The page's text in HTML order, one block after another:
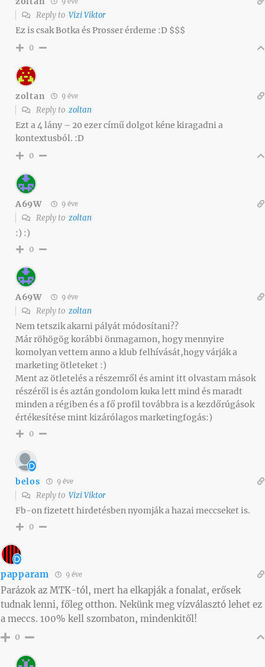
Reply to Vizi Viktor
Ez is csak Botka és Prosser érdeme :D $$$
0
zoltan 9 éve
Reply to zoltan
Ezt a 4 lány – 20 ezer című dolgot kéne kiragadni a
kontextusból. :D
0
A69W 9 éve
Reply to zoltan
:) :)
0
A69W 9 éve
Reply to zoltan
Nem tetszik akarni pályát módosítani??
Már röhögög korábbi önmagamon, hogy mennyire
komolyan vettem anno a klub felhívását,hogy várják a
marketing ötleteket :)
Ment az ötletelés a részemről és amint itt olvastam mások
részéről is és aztán gondolom kuka lett mind és maradt
minden a régiben és a fő profil továbbra is a kezdőrúgások
értékesítése mint kizárólagos marketingfogás:)
0
belos 9 éve
Reply to Vizi Viktor
Fb-on fizetett hirdetésben nyomják a hazai meccseket is.
0
papparam 9 éve
Parázok az MTK-tól, mert ha elkapják a fonalat, erősek
tudnak lenni, főleg otthon. Nekünk meg vízválasztó lehet ez
a meccs. 100% kell szombaton, mindenkitől!
0